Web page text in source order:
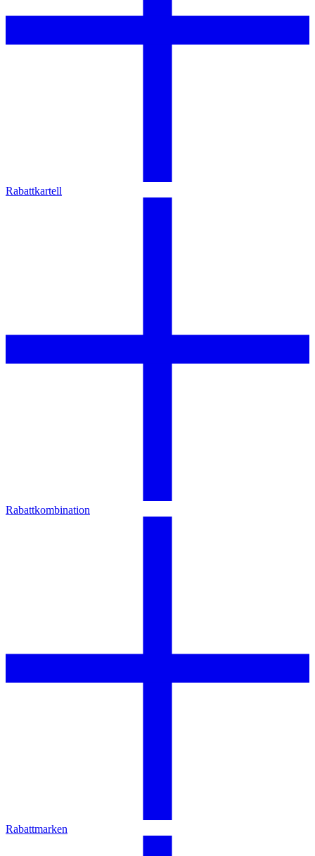
Rabattkartell
Rabattkombination
Rabattmarken